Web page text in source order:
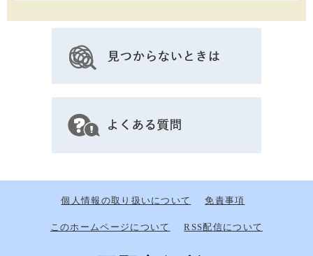
個人情報の取り扱いについて 免責事項
このホームページについて RSS配信について